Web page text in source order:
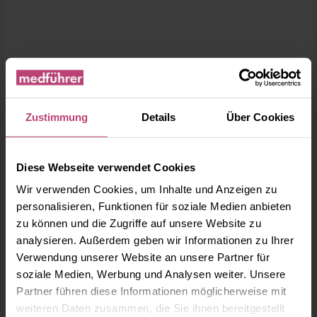
Zustimmung Details Über Cookies
Diese Webseite verwendet Cookies
Wir verwenden Cookies, um Inhalte und Anzeigen zu
personalisieren, Funktionen für soziale Medien anbieten
zu können und die Zugriffe auf unsere Website zu
analysieren. Außerdem geben wir Informationen zu Ihrer
Verwendung unserer Website an unsere Partner für
soziale Medien, Werbung und Analysen weiter. Unsere
Partner führen diese Informationen möglicherweise mit
weiteren Daten zusammen, die Sie ihnen bereitgestellt